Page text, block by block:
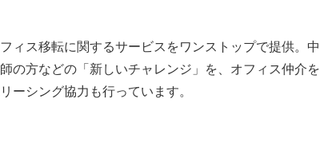
ィス移転に関するサービスをワンストップで提供。中
の方などの「新しいチャレンジ」を、オフィス仲介を
ーシング協力も行っています。